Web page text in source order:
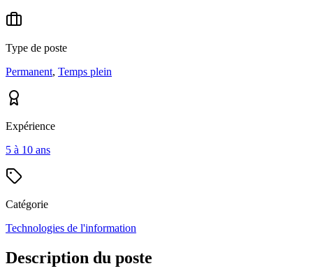
Type de poste
Permanent, Temps plein
Expérience
5 à 10 ans
Catégorie
Technologies de l'information
Description du poste